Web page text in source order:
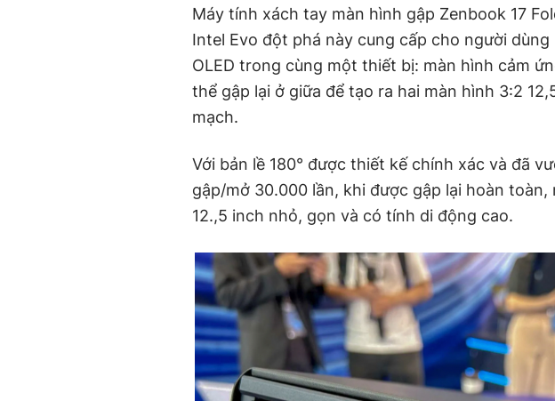
Máy tính xách tay màn hình gập Zenbook 17
Intel Evo đột phá này cung cấp cho người
OLED trong cùng một thiết bị: màn hình cảm
thể gập lại ở giữa để tạo ra hai màn hình 3:2
mạch.
Với bản lề 180° được thiết kế chính xác và đã
gập/mở 30.000 lần, khi được gập lại hoàn
12.,5 inch nhỏ, gọn và có tính di động cao.